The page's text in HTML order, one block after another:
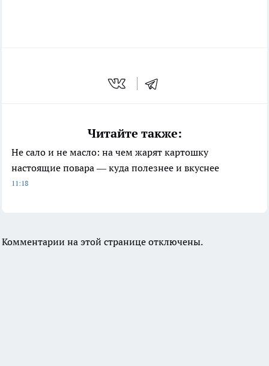
Читайте также:
Не сало и не масло: на чем жарят картошку
настоящие повара — куда полезнее и вкуснее
11:18
Комментарии на этой странице отключены.